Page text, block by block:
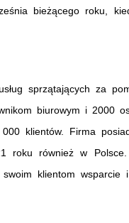
bieżącego roku,
sprzątających za
biurowym i 2000
klientów. Firma
roku również w
swoim klientom wsparcie